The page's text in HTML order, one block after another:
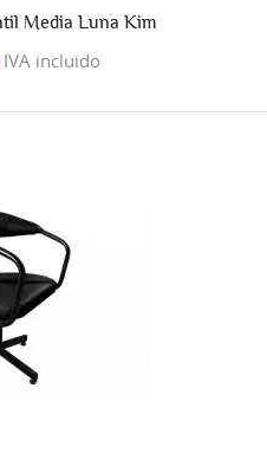
Media Luna Kim
incluido